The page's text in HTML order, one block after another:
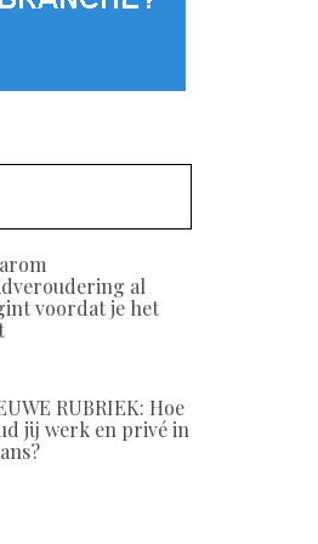
al
voordat je het
RUBRIEK: Hoe
jij werk en privé in